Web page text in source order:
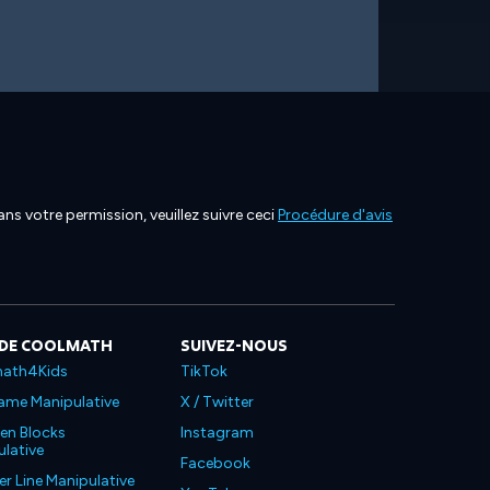
votre permission, veuillez suivre ceciProcédure d'avis
COOLMATH
Manipulative
Blocks
Line Manipulative
SUIVEZ-NOUS
TikTok
X / Twitter
Instagram
Facebook